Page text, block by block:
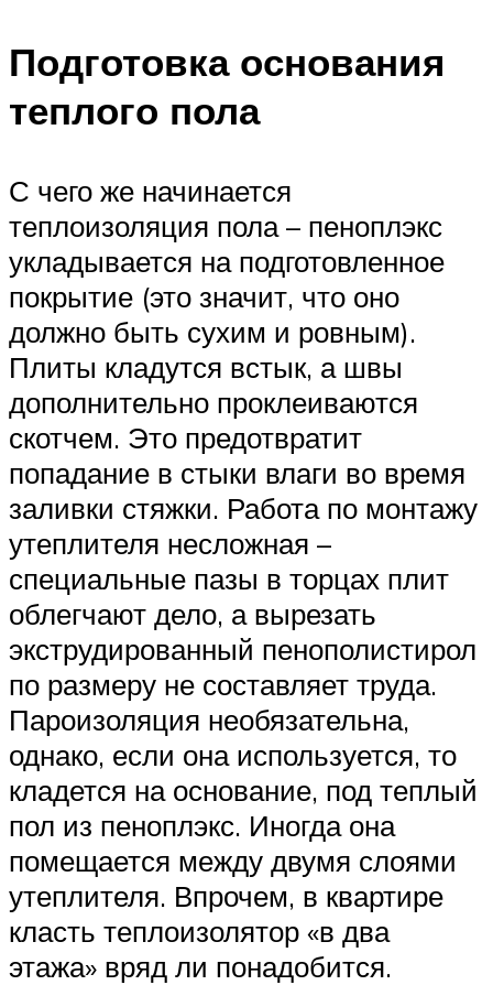
Подготовка основания
теплого пола
С чего же начинается
теплоизоляция пола – пеноплэкс
укладывается на подготовленное
покрытие (это значит, что оно
должно быть сухим и ровным).
Плиты кладутся встык, а швы
дополнительно проклеиваются
скотчем. Это предотвратит
попадание в стыки влаги во время
заливки стяжки. Работа по монтажу
утеплителя несложная –
специальные пазы в торцах плит
облегчают дело, а вырезать
экструдированный пенополистирол
по размеру не составляет труда.
Пароизоляция необязательна,
однако, если она используется, то
кладется на основание, под теплый
пол из пеноплэкс. Иногда она
помещается между двумя слоями
утеплителя. Впрочем, в квартире
класть теплоизолятор «в два
этажа» вряд ли понадобится.